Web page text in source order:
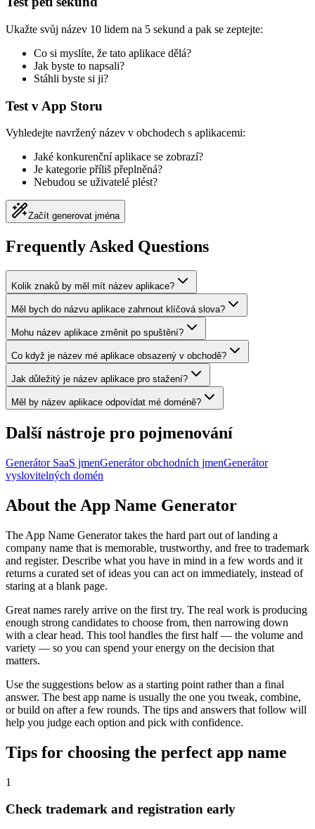
Ukažte svůj název 10 lidem na 5 sekund a pak se zeptejte:
Co si myslíte, že tato aplikace dělá?
Jak byste to napsali?
Stáhli byste si ji?
Test v App Storu
Vyhledejte navržený název v obchodech s aplikacemi:
Jaké konkurenční aplikace se zobrazí?
Je kategorie příliš přeplněná?
Nebudou se uživatelé plést?
Začít generovat jména
Frequently Asked Questions
Kolik znaků by měl mít název aplikace?
Měl bych do názvu aplikace zahrnout klíčová slova?
Mohu název aplikace změnit po spuštění?
Co když je název mé aplikace obsazený v obchodě?
Jak důležitý je název aplikace pro stažení?
Měl by název aplikace odpovídat mé doméně?
Další nástroje pro pojmenování
Generátor SaaS jmenGenerátor obchodních jmenGenerátor
vyslovitelných domén
About the App Name Generator
The App Name Generator takes the hard part out of landing a
company name that is memorable, trustworthy, and free to trademark
and register. Describe what you have in mind in a few words and it
returns a curated set of ideas you can act on immediately, instead of
staring at a blank page.
Great names rarely arrive on the first try. The real work is producing
enough strong candidates to choose from, then narrowing down
with a clear head. This tool handles the first half — the volume and
variety — so you can spend your energy on the decision that
matters.
Use the suggestions below as a starting point rather than a final
answer. The best app name is usually the one you tweak, combine,
or build on after a few rounds. The tips and answers that follow will
help you judge each option and pick with confidence.
Tips for choosing the perfect app name
1
Check trademark and registration early